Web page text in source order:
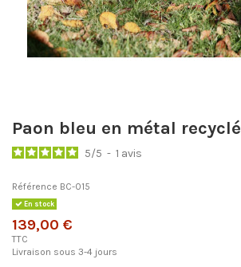
Paon bleu en métal recyclé
5/5 - 1 avis
Référence BC-015
En stock
139,00 €
TTC
Livraison sous 3-4 jours